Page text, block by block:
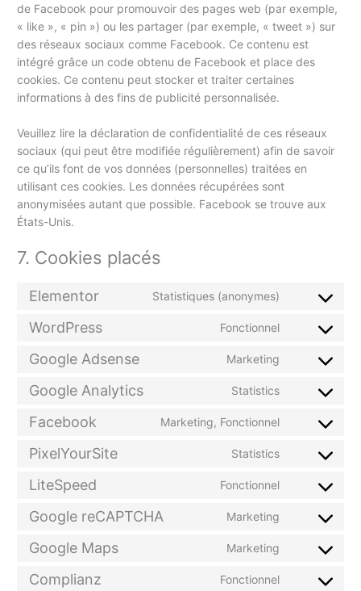
de Facebook pour promouvoir des pages web (par exemple,
« like », « pin ») ou les partager (par exemple, « tweet ») sur
des réseaux sociaux comme Facebook. Ce contenu est
intégré grâce un code obtenu de Facebook et place des
cookies. Ce contenu peut stocker et traiter certaines
informations à des fins de publicité personnalisée.
Veuillez lire la déclaration de confidentialité de ces réseaux
sociaux (qui peut être modifiée régulièrement) afin de savoir
ce qu’ils font de vos données (personnelles) traitées en
utilisant ces cookies. Les données récupérées sont
anonymisées autant que possible. Facebook se trouve aux
États-Unis.
7. Cookies placés
Elementor Statistiques (anonymes)
WordPress Fonctionnel
Google Adsense Marketing
Google Analytics Statistics
Facebook Marketing, Fonctionnel
PixelYourSite Statistics
LiteSpeed Fonctionnel
Google reCAPTCHA Marketing
Google Maps Marketing
Complianz Fonctionnel